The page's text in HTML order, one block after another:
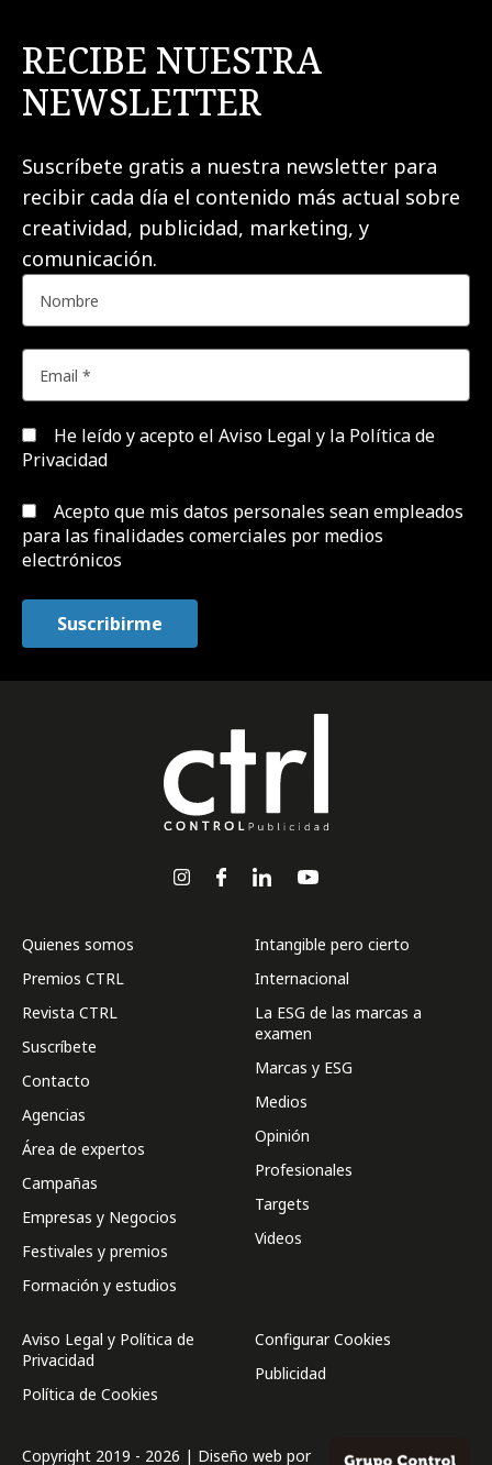
RECIBE NUESTRA
NEWSLETTER
Suscríbete gratis a nuestra newsletter para
recibir cada día el contenido más actual sobre
creatividad, publicidad, marketing, y
comunicación.
He leído y acepto el Aviso Legal y la Política de
Privacidad
Acepto que mis datos personales sean empleados
para las finalidades comerciales por medios
electrónicos
Quienes somos
Premios CTRL
Revista CTRL
Suscríbete
Contacto
Agencias
Área de expertos
Campañas
Empresas y Negocios
Festivales y premios
Formación y estudios
Intangible pero cierto
Internacional
La ESG de las marcas a
examen
Marcas y ESG
Medios
Opinión
Profesionales
Targets
Videos
Aviso Legal y Política de
Privacidad
Política de Cookies
Configurar Cookies
Publicidad
Copyright 2019 - 2026 | Diseño web por